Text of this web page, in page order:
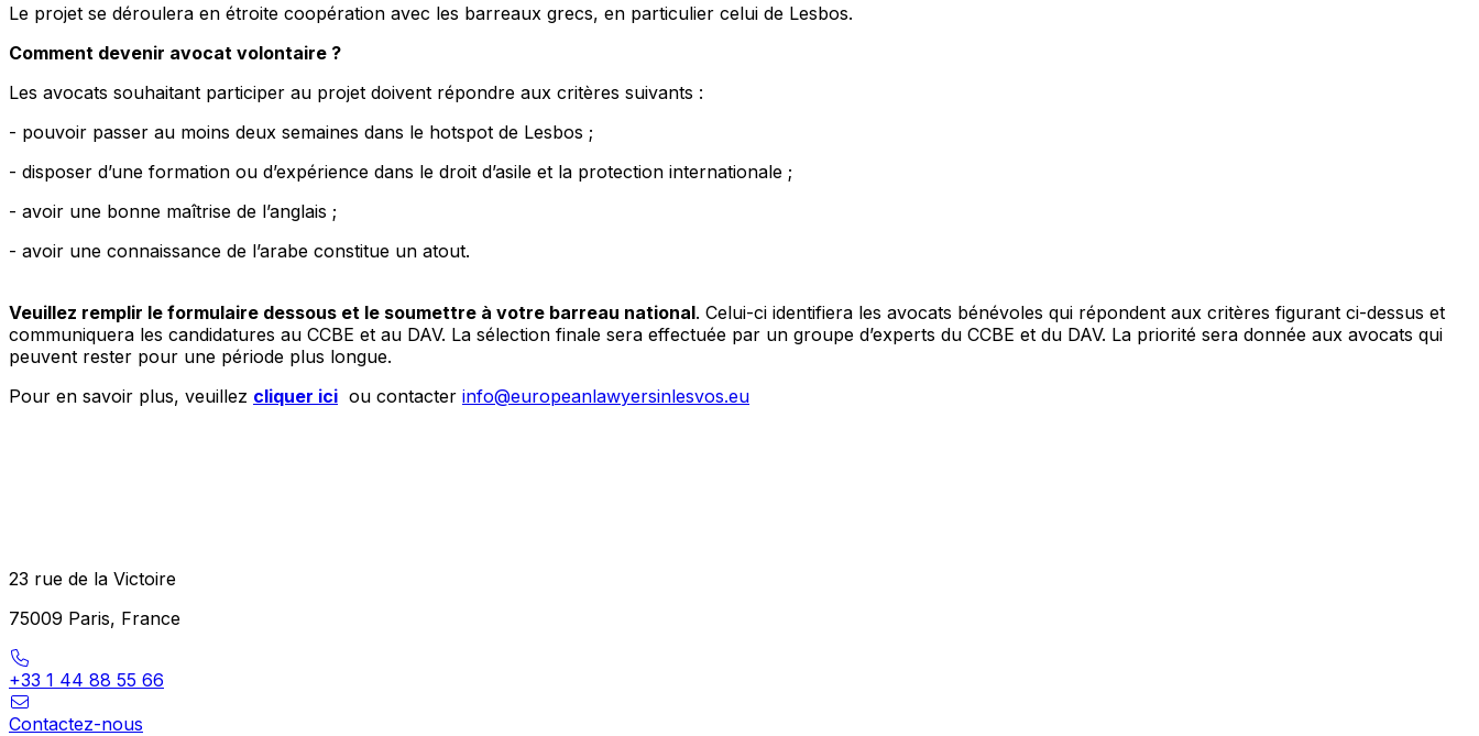
Le projet se déroulera en étroite coopération avec les barreaux grecs, en particulier celui de Lesbos.
Comment devenir avocat volontaire ?
Les avocats souhaitant participer au projet doivent répondre aux critères suivants :
- pouvoir passer au moins deux semaines dans le hotspot de Lesbos ;
- disposer d’une formation ou d’expérience dans le droit d’asile et la protection internationale ;
- avoir une bonne maîtrise de l’anglais ;
- avoir une connaissance de l’arabe constitue un atout.
Veuillez remplir le formulaire dessous et le soumettre à votre barreau national. Celui-ci identifiera les avocats bénévoles qui répondent aux critères figurant ci-dessus et
communiquera les candidatures au CCBE et au DAV. La sélection finale sera effectuée par un groupe d’experts du CCBE et du DAV. La priorité sera donnée aux avocats qui
peuvent rester pour une période plus longue.
Pour en savoir plus, veuillez cliquer ici ou contacter info@europeanlawyersinlesvos.eu
23 rue de la Victoire
75009 Paris, France
+33 1 44 88 55 66
Contactez-nous